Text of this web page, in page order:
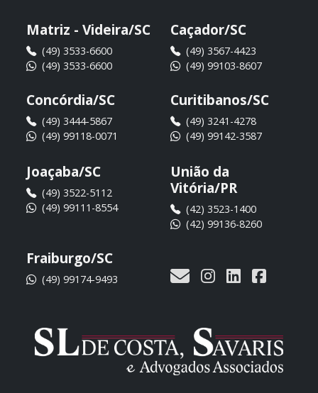
Matriz - Videira/SC
(49) 3533-6600
(49) 3533-6600
Caçador/SC
(49) 3567-4423
(49) 99103-8607
Concórdia/SC
(49) 3444-5867
(49) 99118-0071
Curitibanos/SC
(49) 3241-4278
(49) 99142-3587
Joaçaba/SC
(49) 3522-5112
(49) 99111-8554
União da
Vitória/PR
(42) 3523-1400
(42) 99136-8260
Fraiburgo/SC
(49) 99174-9493